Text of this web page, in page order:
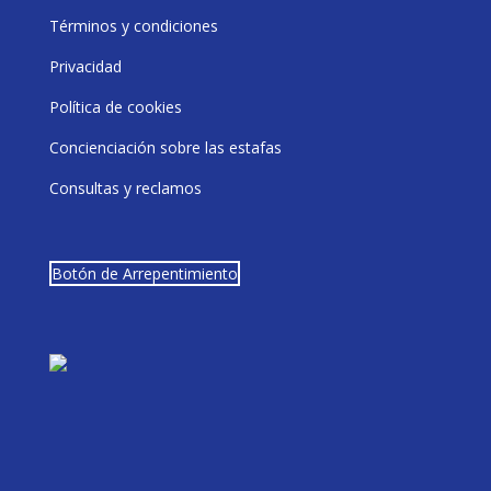
Términos y condiciones
Privacidad
Política de cookies
Concienciación sobre las estafas
Consultas y reclamos
Botón de Arrepentimiento